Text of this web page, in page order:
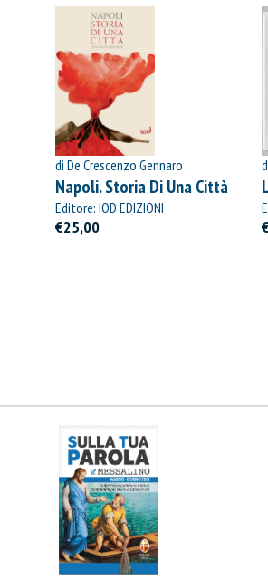
di De Crescenzo Gennaro
Napoli. Storia Di Una Città
Editore: IOD EDIZIONI
€25,00